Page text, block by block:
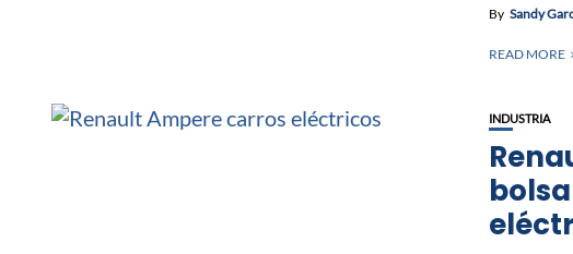
By Sandy
READ MORE
INDUSTRIA